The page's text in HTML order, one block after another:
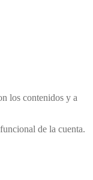
los contenidos y a
de la cuenta.